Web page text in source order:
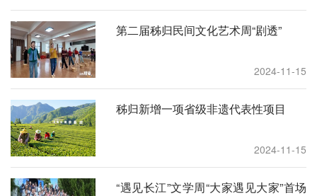
第二届秭归民间文化艺术周“剧透”
2024-11-15
秭归新增一项省级非遗代表性项目
2024-11-15
“遇见长江”文学周“大家遇见大家”首场